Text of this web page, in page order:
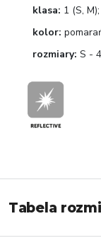
klasa: 1 (S,
kolor:
rozmiary: S -
Tabela